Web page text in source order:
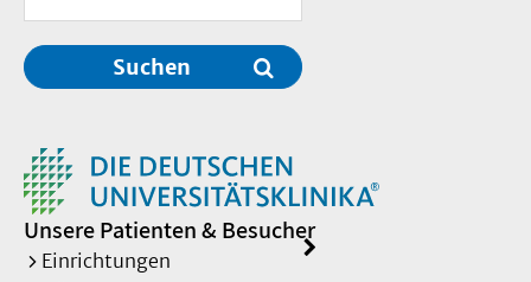
Suchen
Unsere Patienten & Besucher
Einrichtungen